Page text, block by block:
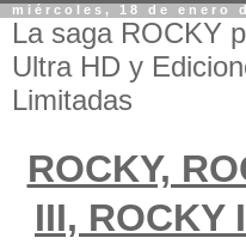
miércoles, 18 de enero
La saga ROCKY
Ultra HD y
Limitadas
ROCKY,
III, ROCKY